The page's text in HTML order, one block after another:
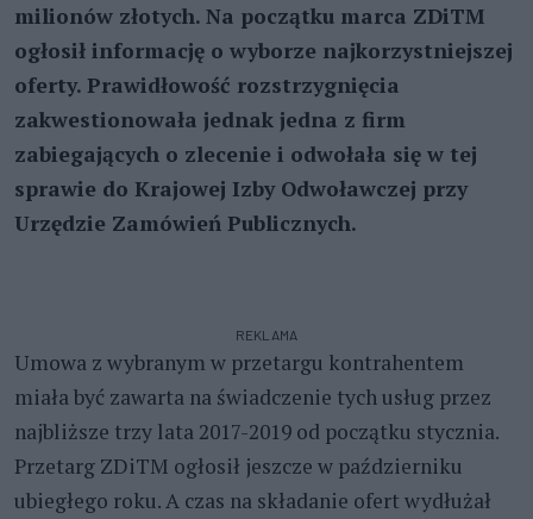
milionów złotych. Na początku marca ZDiTM
ogłosił informację o wyborze najkorzystniejszej
oferty. Prawidłowość rozstrzygnięcia
zakwestionowała jednak jedna z firm
zabiegających o zlecenie i odwołała się w tej
sprawie do Krajowej Izby Odwoławczej przy
Urzędzie Zamówień Publicznych.
REKLAMA
Umowa z wybranym w przetargu kontrahentem
miała być zawarta na świadczenie tych usług przez
najbliższe trzy lata 2017-2019 od początku stycznia.
Przetarg ZDiTM ogłosił jeszcze w październiku
ubiegłego roku. A czas na składanie ofert wydłużał